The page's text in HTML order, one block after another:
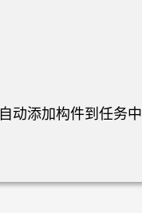
自动添加构件到任务中